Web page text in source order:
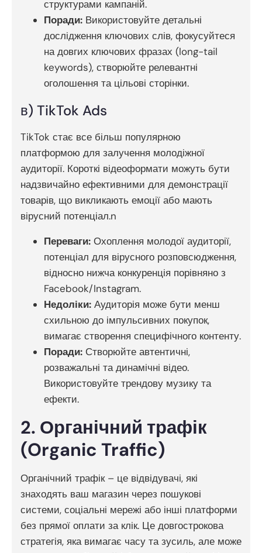
структурами кампаній.
Поради: Використовуйте детальні
дослідження ключових слів, фокусуйтеся
на довгих ключових фразах (long-tail
keywords), створюйте релевантні
оголошення та цільові сторінки.
в) TikTok Ads
TikTok стає все більш популярною
платформою для залучення молодіжної
аудиторії. Короткі відеоформати можуть бути
надзвичайно ефективними для демонстрації
товарів, що викликають емоції або мають
вірусний потенціал.n
Переваги: Охоплення молодої аудиторії,
потенціал для вірусного розповсюдження,
відносно нижча конкуренція порівняно з
Facebook/Instagram.
Недоліки: Аудиторія може бути менш
схильною до імпульсивних покупок,
вимагає створення специфічного контенту.
Поради: Створюйте автентичні,
розважальні та динамічні відео.
Використовуйте трендову музику та
ефекти.
2. Органічний трафік
(Organic Traffic)
Органічний трафік – це відвідувачі, які
знаходять ваш магазин через пошукові
системи, соціальні мережі або інші платформи
без прямої оплати за клік. Це довгострокова
стратегія, яка вимагає часу та зусиль, але може